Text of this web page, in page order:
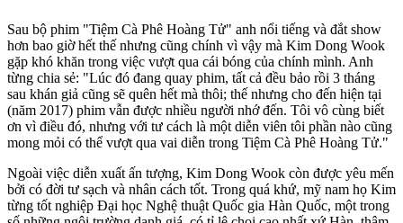
Sau bộ phim "Tiệm Cà Phê Hoàng Tử" anh nổi tiếng và đắt show
hơn bao giờ hết thế nhưng cũng chính vì vậy mà Kim Dong Wook
gặp khó khăn trong việc vượt qua cái bóng của chính mình. Anh
từng chia sẻ: "Lúc đó đang quay phim, tất cả đều bảo rồi 3 tháng
sau khán giả cũng sẽ quên hết mà thôi; thế nhưng cho đến hiện tại
(năm 2017) phim vẫn được nhiều người nhớ đến. Tôi vô cùng biết
ơn vì điều đó, nhưng với tư cách là một diễn viên tôi phần nào cũng
mong mỏi có thể vượt qua vai diễn trong Tiệm Cà Phê Hoàng Tử."
Ngoài việc diễn xuất ấn tượng, Kim Dong Wook còn được yêu mến
bởi có đời tư sạch và nhân cách tốt. Trong quá khứ, mỹ nam họ Kim
từng tốt nghiệp Đại học Nghệ thuật Quốc gia Hàn Quốc, một trong